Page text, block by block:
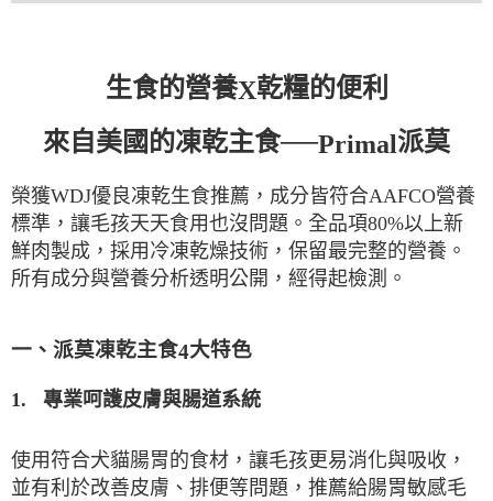
生食的營養X乾糧的便利
來自美國的凍乾主食──Primal派莫
榮獲WDJ優良凍乾生食推薦，成分皆符合AAFCO營養
標準，讓毛孩天天食用也沒問題。全品項80%以上新
鮮肉製成，採用冷凍乾燥技術，保留最完整的營養。
所有成分與營養分析透明公開，經得起檢測。
一、派莫凍乾主食4大特色
1. 專業呵護皮膚與腸道系統
使用符合犬貓腸胃的食材，讓毛孩更易消化與吸收，
並有利於改善皮膚、排便等問題，推薦給腸胃敏感毛